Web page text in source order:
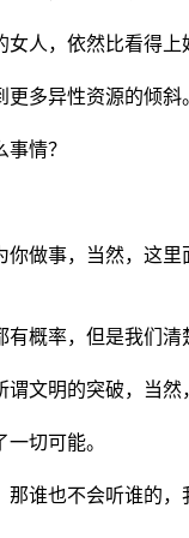
人，依然比看得上
多异性资源的倾斜。
情？
你做事，当然，这
概率，但是我们
文明的突破，当然
切可能。
谁也不会听谁的